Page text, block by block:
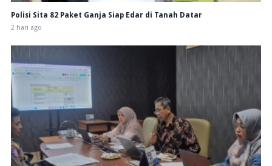
Polisi Sita 82 Paket Ganja Siap Edar di Tanah Datar
2 hari ago